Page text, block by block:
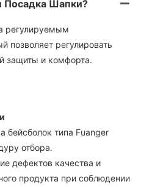
Посадка Шапки?
регулируемым
позволяет регулировать
защиты и комфорта.
бейсболок типа Fuanger
отбора.
дефектов качества и
продукта при соблюдении